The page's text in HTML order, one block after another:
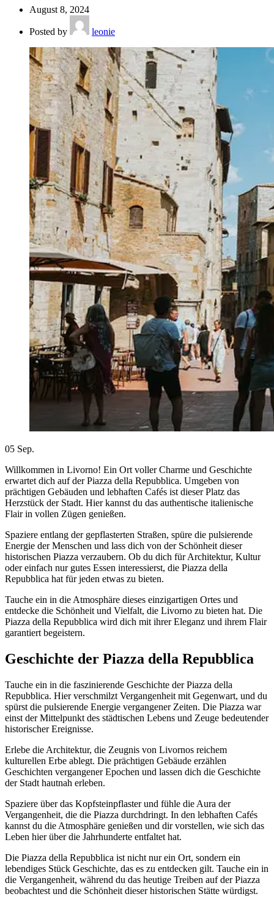
August 8, 2024
Posted by leonie
05 Sep.
Willkommen in Livorno! Ein Ort voller Charme und Geschichte
erwartet dich auf der Piazza della Repubblica. Umgeben von
prächtigen Gebäuden und lebhaften Cafés ist dieser Platz das
Herzstück der Stadt. Hier kannst du das authentische italienische
Flair in vollen Zügen genießen.
Spaziere entlang der gepflasterten Straßen, spüre die pulsierende
Energie der Menschen und lass dich von der Schönheit dieser
historischen Piazza verzaubern. Ob du dich für Architektur, Kultur
oder einfach nur gutes Essen interessierst, die Piazza della
Repubblica hat für jeden etwas zu bieten.
Tauche ein in die Atmosphäre dieses einzigartigen Ortes und
entdecke die Schönheit und Vielfalt, die Livorno zu bieten hat. Die
Piazza della Repubblica wird dich mit ihrer Eleganz und ihrem Flair
garantiert begeistern.
Geschichte der Piazza della Repubblica
Tauche ein in die faszinierende Geschichte der Piazza della
Repubblica. Hier verschmilzt Vergangenheit mit Gegenwart, und du
spürst die pulsierende Energie vergangener Zeiten. Die Piazza war
einst der Mittelpunkt des städtischen Lebens und Zeuge bedeutender
historischer Ereignisse.
Erlebe die Architektur, die Zeugnis von Livornos reichem
kulturellen Erbe ablegt. Die prächtigen Gebäude erzählen
Geschichten vergangener Epochen und lassen dich die Geschichte
der Stadt hautnah erleben.
Spaziere über das Kopfsteinpflaster und fühle die Aura der
Vergangenheit, die die Piazza durchdringt. In den lebhaften Cafés
kannst du die Atmosphäre genießen und dir vorstellen, wie sich das
Leben hier über die Jahrhunderte entfaltet hat.
Die Piazza della Repubblica ist nicht nur ein Ort, sondern ein
lebendiges Stück Geschichte, das es zu entdecken gilt. Tauche ein in
die Vergangenheit, während du das heutige Treiben auf der Piazza
beobachtest und die Schönheit dieser historischen Stätte würdigst.